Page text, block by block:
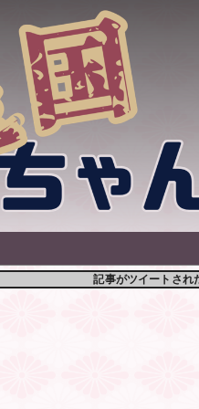
記事がツイートされ